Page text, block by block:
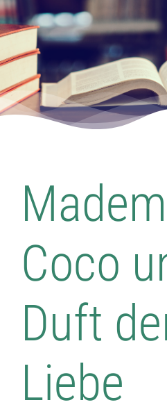
Dorfladen Wallensen &
Wirtschaft
Engagiertes Land
Integriertes Energetisches
Veranstaltungen
Interner Bereich
Coco
Duft
Liebe